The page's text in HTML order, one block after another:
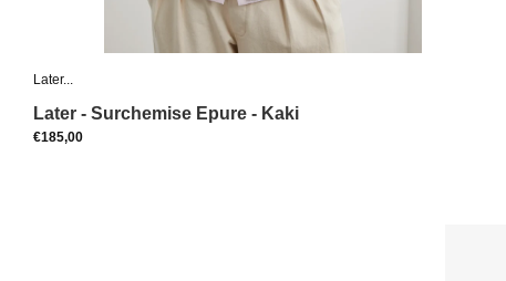
Later...
Later - Surchemise Epure - Kaki
€185,00